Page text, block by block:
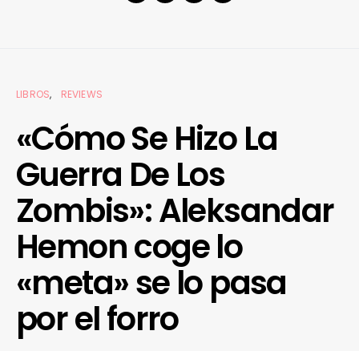
LIBROS REVIEWS
«Cómo Se Hizo La
Guerra De Los
Zombis»: Aleksandar
Hemon coge lo
«meta» se lo pasa
por el forro